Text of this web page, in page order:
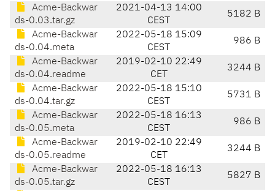
Acme-Backwar
ds-0.03.tar.gz
2021-04-13 14:00
CEST
5182 B
Acme-Backwar
ds-0.04.meta
2022-05-18 15:09
CEST
986 B
Acme-Backwar
ds-0.04.readme
2019-02-10 22:49
CET
3244 B
Acme-Backwar
ds-0.04.tar.gz
2022-05-18 15:10
CEST
5731 B
Acme-Backwar
ds-0.05.meta
2022-05-18 16:13
CEST
986 B
Acme-Backwar
ds-0.05.readme
2019-02-10 22:49
CET
3244 B
Acme-Backwar
ds-0.05.tar.gz
2022-05-18 16:13
CEST
5827 B